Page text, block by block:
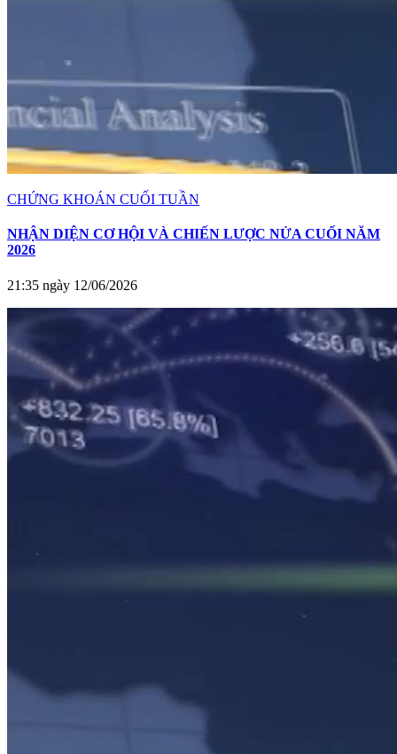
CHỨNG KHOÁN CUỐI TUẦN
NHẬN DIỆN CƠ HỘI VÀ CHIẾN LƯỢC NỬA CUỐI NĂM
2026
21:35 ngày 12/06/2026